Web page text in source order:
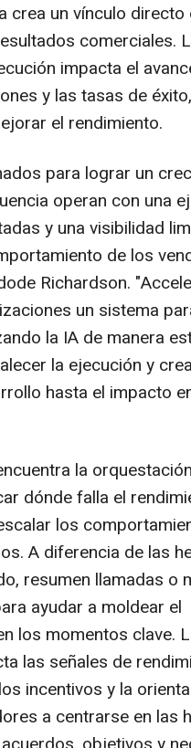
crea un vínculo directo
comerciales.
impacta el
y las tasas de
el rendimiento.
para lograr un
operan con una
y una visibilidad
de los
Richardson.
un sistema
la IA de manera
la ejecución y
hasta el impacto
la
dónde falla el
los
A diferencia de las
resumen llamadas o
ayudar a moldear el
los momentos clave.
las señales de
incentivos y la
a centrarse en las